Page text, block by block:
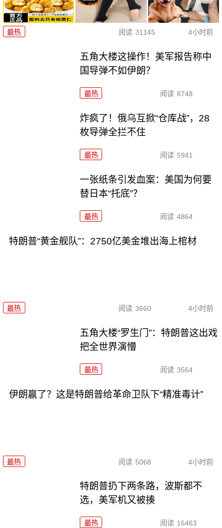
最热 阅读 31145 4小时前
五角大楼这操作！美军报告称中
国导弹不如伊朗？
最热 阅读 8748
炸疯了！俄乌互掀“仓库战”，28
枚导弹全拦不住
最热 阅读 5941
一张纸条引发血案：美国为何要
替日本“托底”？
最热 阅读 4864
特朗普“黄金舰队”：2750亿美金堆出海上棺材
最热 阅读 3660 4小时前
五角大楼“罗生门”：特朗普这出戏
把全世界演懵
最热 阅读 3564
伊朗赢了？这是特朗普给革命卫队下“精准毒计”
最热 阅读 5068 4小时前
特朗普扔下两条路，波斯都不
选，美军机又被揍
最热 阅读 16463